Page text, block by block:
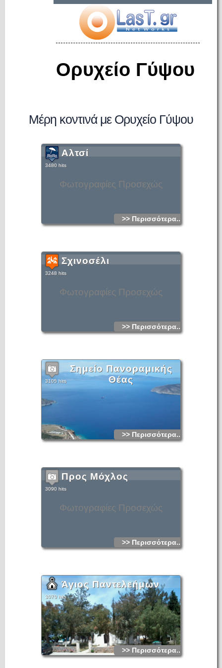
Ορυχείο Γύψου
Μέρη κοντινά με Ορυχείο Γύψου
Φωτογραφίες Προσεχώς
Αλτσί
3480 hits
>> Περισσότερα...
Φωτογραφίες Προσεχώς
Σχινοσέλι
3248 hits
>> Περισσότερα...
Σημείο Πανοραμικής
Θέας
3105 hits
>> Περισσότερα...
Φωτογραφίες Προσεχώς
Προς Μόχλος
3090 hits
>> Περισσότερα...
Άγιος Παντελεήμων
3070 hits
>> Περισσότερα...